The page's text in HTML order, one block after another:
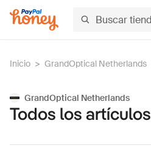
Inicio > GrandOptical Netherlands
GrandOptical Netherlands
Todos los artículos